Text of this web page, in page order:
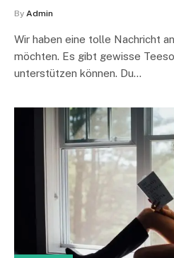
By Admin
Wir haben eine tolle Nachricht
möchten. Es gibt gewisse
unterstützen können. Du…